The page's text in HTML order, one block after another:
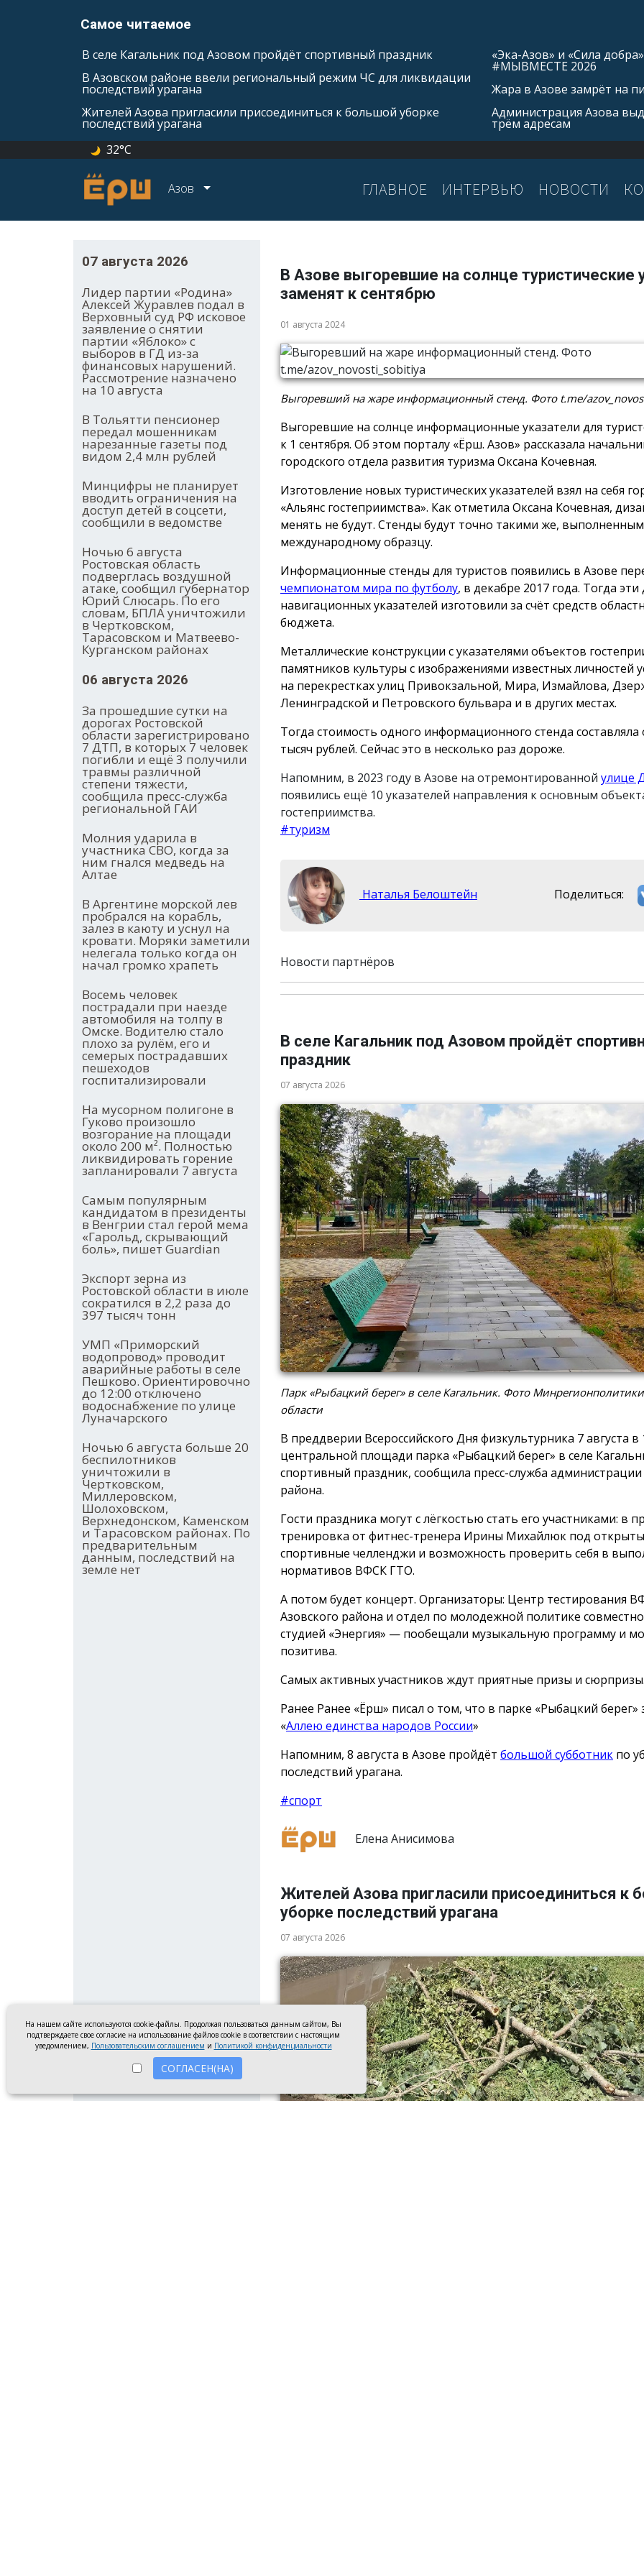
Самое читаемое
В селе Кагальник под Азовом пройдёт спортивный праздник
В Азовском районе ввели региональный режим ЧС для ликвидации
последствий урагана
Жителей Азова пригласили присоединиться к большой уборке
последствий урагана
«Эка-Азов» и «Сила
#МЫВМЕСТЕ 2026
Жара в Азове замрёт на
Администрация Азова
трём адресам
32°C
Азов ГЛАВНОЕ ИНТЕРВЬЮ НОВОСТИ
07 августа 2026
Лидер партии «Родина»
Алексей Журавлев подал в
Верховный суд РФ исковое
заявление о снятии
партии «Яблоко» с
выборов в ГД из-за
финансовых нарушений.
Рассмотрение назначено
на 10 августа
В Тольятти пенсионер
передал мошенникам
нарезанные газеты под
видом 2,4 млн рублей
Минцифры не планирует
вводить ограничения на
доступ детей в соцсети,
сообщили в ведомстве
Ночью 6 августа
Ростовская область
подверглась воздушной
атаке, сообщил губернатор
Юрий Слюсарь. По его
словам, БПЛА уничтожили
в Чертковском,
Тарасовском и Матвеево-
Курганском районах
06 августа 2026
За прошедшие сутки на
дорогах Ростовской
области зарегистрировано
7 ДТП, в которых 7 человек
погибли и ещё 3 получили
травмы различной
степени тяжести,
сообщила пресс-служба
региональной ГАИ
Молния ударила в
участника СВО, когда за
ним гнался медведь на
Алтае
В Аргентине морской лев
пробрался на корабль,
залез в каюту и уснул на
кровати. Моряки заметили
нелегала только когда он
начал громко храпеть
Восемь человек
пострадали при наезде
автомобиля на толпу в
Омске. Водителю стало
плохо за рулём, его и
семерых пострадавших
пешеходов
госпитализировали
На мусорном полигоне в
Гуково произошло
возгорание на площади
около 200 м². Полностью
ликвидировать горение
запланировали 7 августа
Самым популярным
кандидатом в президенты
в Венгрии стал герой мема
«Гарольд, скрывающий
боль», пишет Guardian
Экспорт зерна из
Ростовской области в июле
сократился в 2,2 раза до
397 тысяч тонн
УМП «Приморский
водопровод» проводит
аварийные работы в селе
Пешково. Ориентировочно
до 12:00 отключено
водоснабжение по улице
Луначарского
Ночью 6 августа больше 20
беспилотников
уничтожили в
Чертковском,
Миллеровском,
Шолоховском,
Верхнедонском, Каменском
и Тарасовском районах. По
предварительным
данным, последствий на
земле нет
В Азове выгоревшие на солнце туристические
заменят к сентябрю
01 августа 2024
Выгоревший на жаре информационный стенд. Фото t.me/
Выгоревшие на солнце информационные указатели для
к 1 сентября. Об этом порталу «Ёрш. Азов» рассказала
городского отдела развития туризма Оксана Кочевная.
Изготовление новых туристических указателей взял на себя
«Альянс гостеприимства». Как отметила Оксана Кочевная,
менять не будут. Стенды будут точно такими же,
международному образцу.
Информационные стенды для туристов появились в Азове
чемпионатом мира по футболу, в декабре 2017 года. Тогда эти
навигационных указателей изготовили за счёт средств
бюджета.
Металлические конструкции с указателями объектов
памятников культуры с изображениями известных личностей
на перекрестках улиц Привокзальной, Мира, Измайлова,
Ленинградской и Петровского бульвара и в других местах.
Тогда стоимость одного информационного стенда составляла
тысяч рублей. Сейчас это в несколько раз дороже.
Напомним, в 2023 году в Азове на отремонтированной улице
появились ещё 10 указателей направления к основным
гостеприимства.
#туризм
Наталья Белоштейн Поделиться:
Новости партнёров
В селе Кагальник под Азовом пройдёт
праздник
07 августа 2026
Парк «Рыбацкий берег» в селе Кагальник. Фото
области
В преддверии Всероссийского Дня физкультурника 7 августа в
центральной площади парка «Рыбацкий берег» в селе
спортивный праздник, сообщила пресс-служба администрации
района.
Гости праздника могут с лёгкостью стать его участниками: в
тренировка от фитнес-тренера Ирины Михайлюк под
спортивные челленджи и возможность проверить себя в
нормативов ВФСК ГТО.
А потом будет концерт. Организаторы: Центр тестирования
Азовского района и отдел по молодежной политике
студией «Энергия» — пообещали музыкальную программу и
позитива.
Самых активных участников ждут приятные призы и
Ранее Ранее «Ёрш» писал о том, что в парке «Рыбацкий берег»
«Аллею единства народов России»
Напомним, 8 августа в Азове пройдёт большой субботник по
последствий урагана.
#спорт
Елена Анисимова
Жителей Азова пригласили присоединиться к
уборке последствий урагана
07 августа 2026
На нашем сайте используются cookie-файлы. Продолжая пользоваться данным сайтом, Вы
подтверждаете свое согласие на использование файлов cookie в соответствии с настоящим
уведомлением, Пользовательским соглашением и Политикой конфиденциальности
СОГЛАСЕН(НА)